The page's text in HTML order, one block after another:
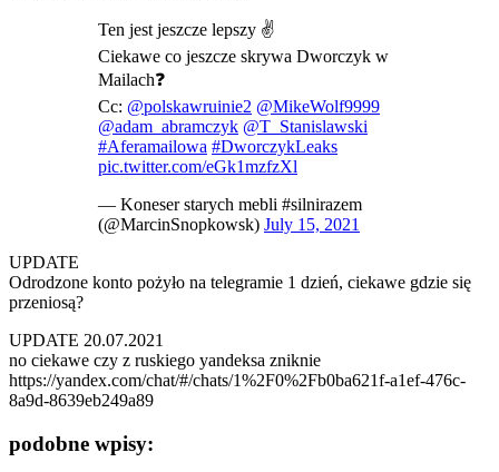
Ten jest jeszcze lepszy ✌️
Ciekawe co jeszcze skrywa Dworczyk w
Mailach❓
Cc: @polskawruinie2 @MikeWolf9999
@adam_abramczyk @T_Stanislawski
#Aferamailowa #DworczykLeaks
pic.twitter.com/eGk1mzfzXl
— Koneser starych mebli #silnirazem
(@MarcinSnopkowsk) July 15, 2021
UPDATE
Odrodzone konto pożyło na telegramie 1 dzień, ciekawe gdzie się
przeniosą?
UPDATE 20.07.2021
no ciekawe czy z ruskiego yandeksa zniknie
https://yandex.com/chat/#/chats/1%2F0%2Fb0ba621f-a1ef-476c-
8a9d-8639eb249a89
podobne wpisy: